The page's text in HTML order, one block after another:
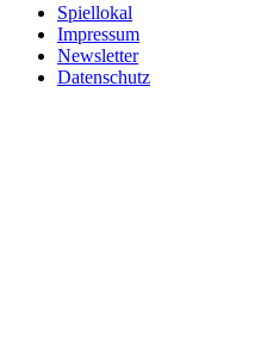
Spiellokal
Impressum
Newsletter
Datenschutz